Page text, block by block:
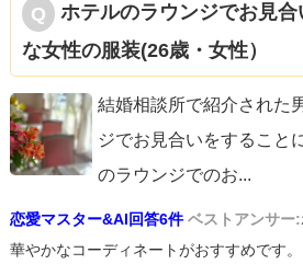
ホテルのラウンジでお見
な女性の服装(26歳・女性）
結婚相談所で紹介された
ジでお見合いをすること
のラウンジでのお...
恋愛マスター&AI回答6件 ベストアンサー:
華やかなコーディネートがおすすめです